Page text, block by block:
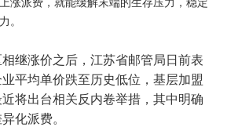
涨派费，就能缓解末端的生存压力，稳定
。
继涨价之后，江苏省邮管局日前表
平均单价跌至历史低位，基层加盟
将出台相关反内卷举措，其中明确
化派费。